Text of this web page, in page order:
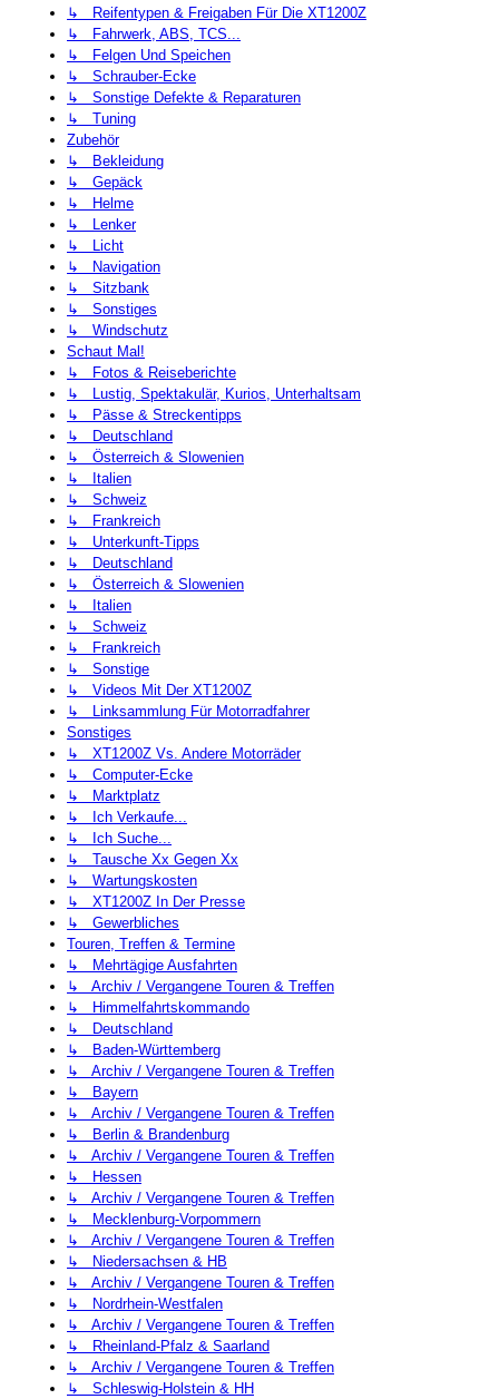
↳ Reifentypen & Freigaben Für Die XT1200Z
↳ Fahrwerk, ABS, TCS...
↳ Felgen Und Speichen
↳ Schrauber-Ecke
↳ Sonstige Defekte & Reparaturen
↳ Tuning
Zubehör
↳ Bekleidung
↳ Gepäck
↳ Helme
↳ Lenker
↳ Licht
↳ Navigation
↳ Sitzbank
↳ Sonstiges
↳ Windschutz
Schaut Mal!
↳ Fotos & Reiseberichte
↳ Lustig, Spektakulär, Kurios, Unterhaltsam
↳ Pässe & Streckentipps
↳ Deutschland
↳ Österreich & Slowenien
↳ Italien
↳ Schweiz
↳ Frankreich
↳ Unterkunft-Tipps
↳ Deutschland
↳ Österreich & Slowenien
↳ Italien
↳ Schweiz
↳ Frankreich
↳ Sonstige
↳ Videos Mit Der XT1200Z
↳ Linksammlung Für Motorradfahrer
Sonstiges
↳ XT1200Z Vs. Andere Motorräder
↳ Computer-Ecke
↳ Marktplatz
↳ Ich Verkaufe...
↳ Ich Suche...
↳ Tausche Xx Gegen Xx
↳ Wartungskosten
↳ XT1200Z In Der Presse
↳ Gewerbliches
Touren, Treffen & Termine
↳ Mehrtägige Ausfahrten
↳ Archiv / Vergangene Touren & Treffen
↳ Himmelfahrtskommando
↳ Deutschland
↳ Baden-Württemberg
↳ Archiv / Vergangene Touren & Treffen
↳ Bayern
↳ Archiv / Vergangene Touren & Treffen
↳ Berlin & Brandenburg
↳ Archiv / Vergangene Touren & Treffen
↳ Hessen
↳ Archiv / Vergangene Touren & Treffen
↳ Mecklenburg-Vorpommern
↳ Archiv / Vergangene Touren & Treffen
↳ Niedersachsen & HB
↳ Archiv / Vergangene Touren & Treffen
↳ Nordrhein-Westfalen
↳ Archiv / Vergangene Touren & Treffen
↳ Rheinland-Pfalz & Saarland
↳ Archiv / Vergangene Touren & Treffen
↳ Schleswig-Holstein & HH